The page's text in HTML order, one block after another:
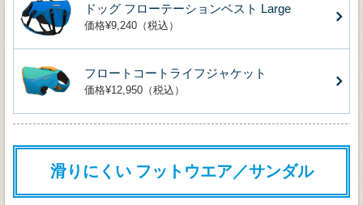
ドッグ フローテーションベスト Large
価格¥9,240（税込）
フロートコートライフジャケット
価格¥12,950（税込）
滑りにくい フットウエア／サンダル